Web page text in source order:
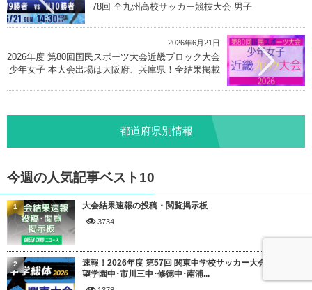
78回 全九州高校サッカー競技大会 男子
2026年6月21日
2026年度 第80回国民スポーツ大会近畿ブロック大会
少年女子 本大会出場は大阪府、兵庫県！全結果掲載
都道府県別情報
今週の人気記事ベスト10
大会結果速報の投稿・閲覧掲示板
3734
1
速報！2026年度 第57回 関東中学校サッカー大会＠茨城 聖
望学園中･市川三中･修徳中･南浦...
2